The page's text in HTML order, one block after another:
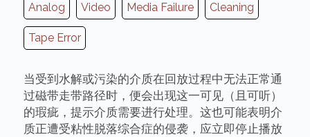
Analog Video Media Failure Cleaning
Tape Error
当受到水解或污染的介质在回放过程中无法正常通
过磁带走带路径时，便会出现这一可见（且可听）
的瑕疵，提示介质需要进行处理。这也可能表明介
质正遭受粘性脱落综合症的侵袭，应立即停止播放